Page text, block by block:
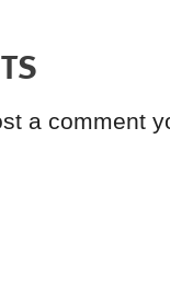
a comment